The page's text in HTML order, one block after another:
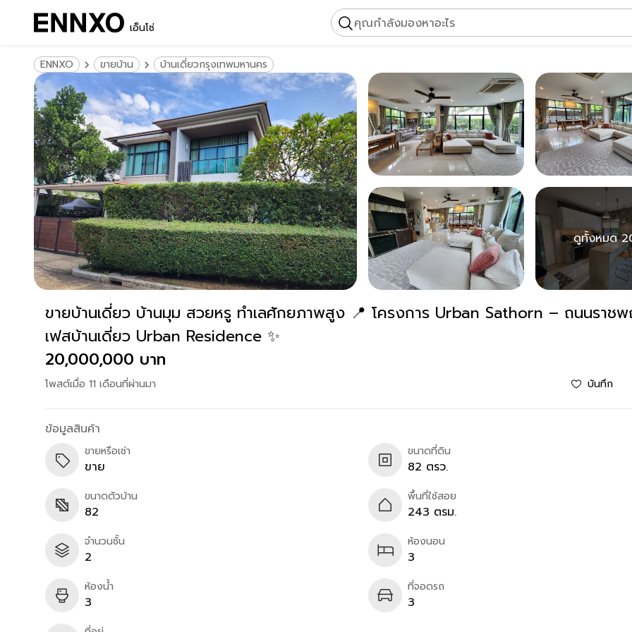
เอ็นโซ่ คุณกำลังมองหาอะไร
ENNXO ขายบ้าน บ้านเดี่ยวกรุงเทพมหานคร
ดูทั้งหมด
ขายบ้านเดี่ยว บ้านมุม สวยหรู ทำเลศักยภาพสูง 📍 โครงการ Urban Sathorn – ถนนราช
เฟสบ้านเดี่ยว Urban Residence ✨
20,000,000 บาท
โพสต์เมื่อ 11 เดือนที่ผ่านมา บันทึก
ข้อมูลสินค้า
ขายหรือเช่า
ขาย
ขนาดที่ดิน
82 ตรว.
ขนาดตัวบ้าน
82
พื้นที่ใช้สอย
243 ตรม.
จำนวนชั้น
2
ห้องนอน
3
ห้องน้ำ
3
ที่จอดรถ
3